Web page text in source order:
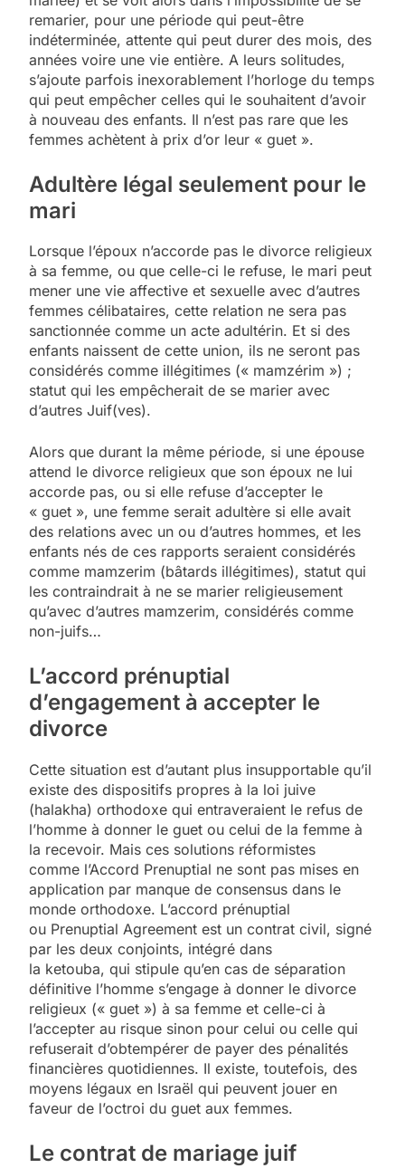
remarier, pour une période qui peut-être
indéterminée, attente qui peut durer des mois, des
années voire une vie entière. A leurs solitudes,
s’ajoute parfois inexorablement l’horloge du temps
qui peut empêcher celles qui le souhaitent d’avoir
à nouveau des enfants. Il n’est pas rare que les
femmes achètent à prix d’or leur « guet ».
Adultère légal seulement pour le
mari
Lorsque l’époux n’accorde pas le divorce religieux
à sa femme, ou que celle-ci le refuse, le mari peut
mener une vie affective et sexuelle avec d’autres
femmes célibataires, cette relation ne sera pas
sanctionnée comme un acte adultérin. Et si des
enfants naissent de cette union, ils ne seront pas
considérés comme illégitimes (« mamzérim ») ;
statut qui les empêcherait de se marier avec
d’autres Juif(ves).
Alors que durant la même période, si une épouse
attend le divorce religieux que son époux ne lui
accorde pas, ou si elle refuse d’accepter le
« guet », une femme serait adultère si elle avait
des relations avec un ou d’autres hommes, et les
enfants nés de ces rapports seraient considérés
comme mamzerim (bâtards illégitimes), statut qui
les contraindrait à ne se marier religieusement
qu’avec d’autres mamzerim, considérés comme
non-juifs…
L’accord prénuptial
d’engagement à accepter le
divorce
Cette situation est d’autant plus insupportable qu’il
existe des dispositifs propres à la loi juive
(halakha) orthodoxe qui entraveraient le refus de
l’homme à donner le guet ou celui de la femme à
la recevoir. Mais ces solutions réformistes
comme l’Accord Prenuptial ne sont pas mises en
application par manque de consensus dans le
monde orthodoxe. L’accord prénuptial
ou Prenuptial Agreement est un contrat civil, signé
par les deux conjoints, intégré dans
la ketouba, qui stipule qu’en cas de séparation
définitive l’homme s’engage à donner le divorce
religieux (« guet ») à sa femme et celle-ci à
l’accepter au risque sinon pour celui ou celle qui
refuserait d’obtempérer de payer des pénalités
financières quotidiennes. Il existe, toutefois, des
moyens légaux en Israël qui peuvent jouer en
faveur de l’octroi du guet aux femmes.
Le contrat de mariage juif